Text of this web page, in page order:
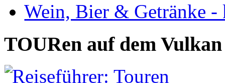
Wein, Bier & Getränke -
TOURen auf dem Vulkan